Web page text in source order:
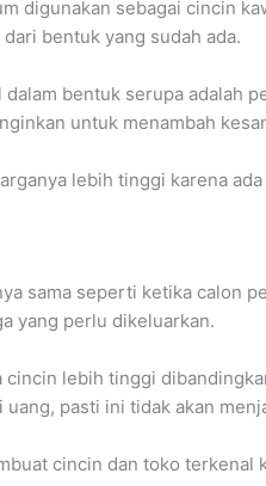
digunakan sebagai cincin
bentuk yang sudah ada.
bentuk serupa adalah
untuk menambah
lebih tinggi karena
sama seperti ketika calon
yang perlu dikeluarkan.
lebih tinggi
pasti ini tidak akan
cincin dan toko terkenal